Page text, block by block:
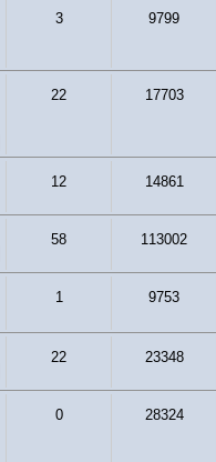
3 9799
22 17703
12 14861
58 113002
1 9753
22 23348
0 28324